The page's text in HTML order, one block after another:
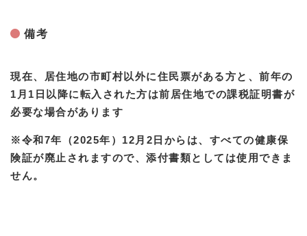
備考
現在、居住地の市町村以外に住民票がある方と、前年の
1月1日以降に転入された方は前居住地での課税証明書が
必要な場合があります
※令和7年（2025年）12月2日からは、すべての健康保
険証が廃止されますので、添付書類としては使用できま
せん。